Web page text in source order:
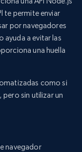
te permite enviar
por navegadores
ayuda a evitar las
una huella
como si
pero sin utilizar un
navegador